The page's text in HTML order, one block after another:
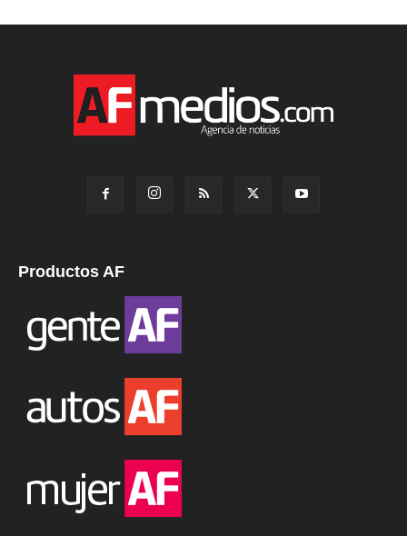
Productos AF